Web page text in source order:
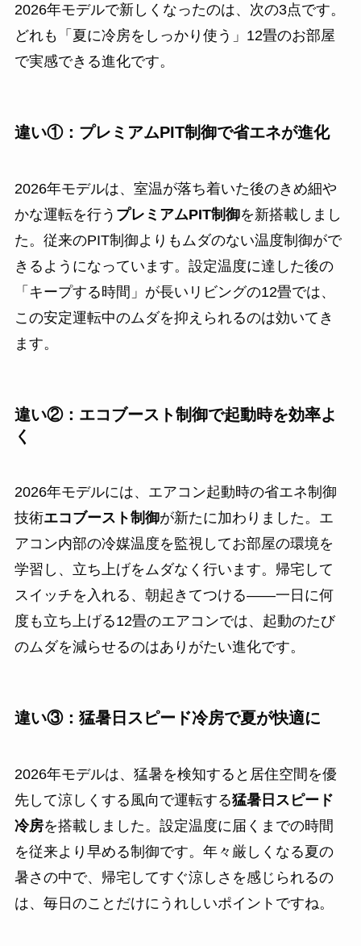
2026年モデルで新しくなったのは、次の3点です。
どれも「夏に冷房をしっかり使う」12畳のお部屋
で実感できる進化です。
違い①：プレミアムPIT制御で省エネが進化
2026年モデルは、室温が落ち着いた後のきめ細や
かな運転を行う プレミアムPIT制御を新搭載しまし
た。従来のPIT制御よりもムダのない温度制御がで
きるようになっています。設定温度に達した後の
「キープする時間」が長いリビングの12畳では、
この安定運転中のムダを抑えられるのは効いてき
ます。
違い②：エコブースト制御で起動時を効率よ
く
2026年モデルには、エアコン起動時の省エネ制御
技術エコブースト制御が新たに加わりました。エ
アコン内部の冷媒温度を監視してお部屋の環境を
学習し、立ち上げをムダなく行います。帰宅して
スイッチを入れる、朝起きてつける——一日に何
度も立ち上げる12畳のエアコンでは、起動のたび
のムダを減らせるのはありがたい進化です。
違い③：猛暑日スピード冷房で夏が快適に
2026年モデルは、猛暑を検知すると居住空間を優
先して涼しくする風向で運転する猛暑日スピード
冷房を搭載しました。設定温度に届くまでの時間
を従来より早める制御です。年々厳しくなる夏の
暑さの中で、帰宅してすぐ涼しさを感じられるの
は、毎日のことだけにうれしいポイントですね。